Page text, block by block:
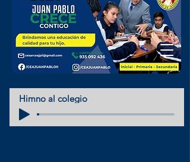
Himno al colegio